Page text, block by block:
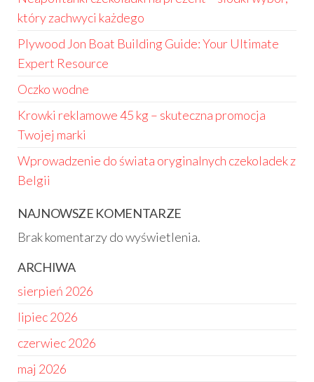
który zachwyci każdego
Plywood Jon Boat Building Guide: Your Ultimate
Expert Resource
Oczko wodne
Krowki reklamowe 45 kg – skuteczna promocja
Twojej marki
Wprowadzenie do świata oryginalnych czekoladek z
Belgii
NAJNOWSZE KOMENTARZE
Brak komentarzy do wyświetlenia.
ARCHIWA
sierpień 2026
lipiec 2026
czerwiec 2026
maj 2026